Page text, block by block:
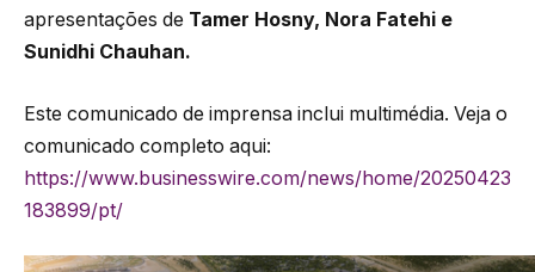
apresentações de Tamer Hosny, Nora Fatehi e
Sunidhi Chauhan.
Este comunicado de imprensa inclui multimédia. Veja o
comunicado completo aqui:
https://www.businesswire.com/news/home/20250423
183899/pt/